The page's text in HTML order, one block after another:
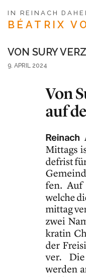
IN REINACH
BÉATRIX
VON SURY
9. APRIL 2024